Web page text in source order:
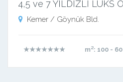
Kemer / Göynük Bld.
★★★★★★★ m²: 100 - 60